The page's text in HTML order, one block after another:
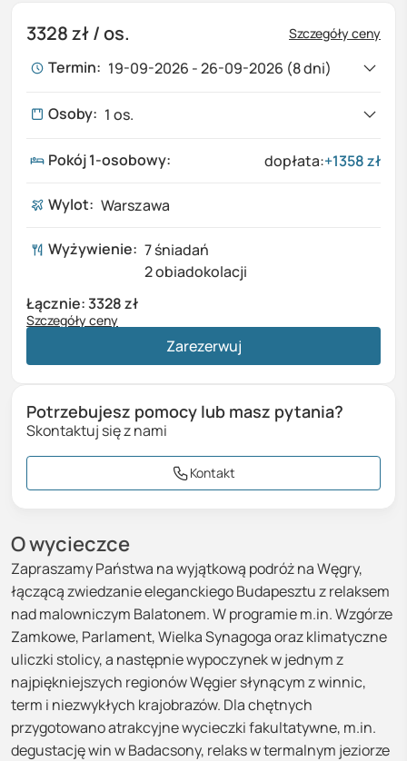
O wycieczce
Zapraszamy Państwa na wyjątkową podróż na Węgry,
łączącą zwiedzanie eleganckiego Budapesztu z relaksem
nad malowniczym Balatonem. W programie m.in. Wzgórze
Zamkowe, Parlament, Wielka Synagoga oraz klimatyczne
uliczki stolicy, a następnie wypoczynek w jednym z
najpiękniejszych regionów Węgier słynącym z winnic,
term i niezwykłych krajobrazów. Dla chętnych
przygotowano atrakcyjne wycieczki fakultatywne, m.in.
degustację win w Badacsony, relaks w termalnym jeziorze
3328 zł/ os. Szczegóły ceny
Termin: 19-09-2026 - 26-09-2026 (8 dni)
19-09-2026- 1970 zł
Osoby: 1 os.
Dorośli 1
Dzieci (0-17 lat)
Pokój 1-osobowy: dopłata:+1358zł
Wylot: Warszawa
Wyżywienie: 7 śniadań
2 obiadokolacji
Łącznie:3328 zł
Szczegóły ceny
Wycieczka (
1970 zł
Dopłata za pokój 1-osobowyZarezerwuj
Potrzebujesz pomocy lub masz pytania?
Skontaktuj się z nami
Kontakt